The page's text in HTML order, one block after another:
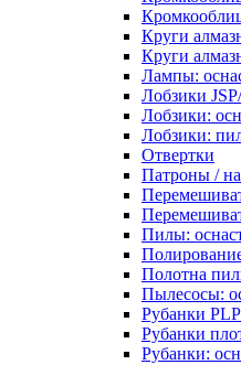
Круги
Круги
Лампы:
Лобзики
Лобзики:
Лобзики:
Отвертки
Патроны /
Пилы:
Полотна
Пылесосы:
Рубанки
Рубанки
Рубанки: